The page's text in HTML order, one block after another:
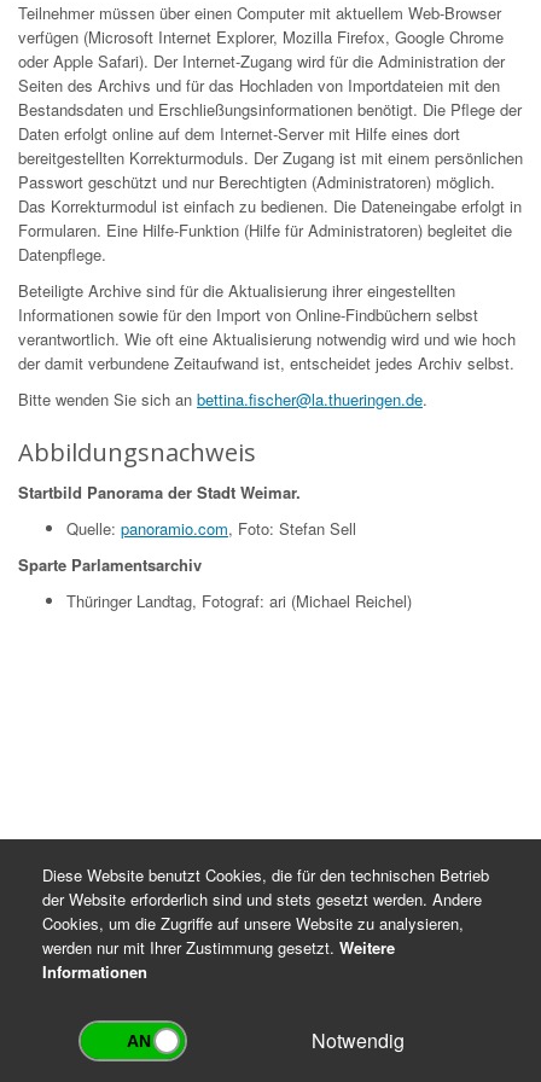
Teilnehmer müssen über einen Computer mit aktuellem Web-Browser
verfügen (Microsoft Internet Explorer, Mozilla Firefox, Google Chrome
oder Apple Safari). Der Internet-Zugang wird für die Administration der
Seiten des Archivs und für das Hochladen von Importdateien mit den
Bestandsdaten und Erschließungsinformationen benötigt. Die Pflege der
Daten erfolgt online auf dem Internet-Server mit Hilfe eines dort
bereitgestellten Korrekturmoduls. Der Zugang ist mit einem persönlichen
Passwort geschützt und nur Berechtigten (Administratoren) möglich.
Das Korrekturmodul ist einfach zu bedienen. Die Dateneingabe erfolgt in
Formularen. Eine Hilfe-Funktion (Hilfe für Administratoren) begleitet die
Datenpflege.
Beteiligte Archive sind für die Aktualisierung ihrer eingestellten
Informationen sowie für den Import von Online-Findbüchern selbst
verantwortlich. Wie oft eine Aktualisierung notwendig wird und wie hoch
der damit verbundene Zeitaufwand ist, entscheidet jedes Archiv selbst.
Bitte wenden Sie sich an bettina.fischer@la.thueringen.de.
Abbildungsnachweis
Startbild Panorama der Stadt Weimar.
Quelle: panoramio.com, Foto: Stefan Sell
Sparte Parlamentsarchiv
Thüringer Landtag, Fotograf: ari (Michael Reichel)
Diese Website benutzt Cookies, die für den technischen Betrieb
der Website erforderlich sind und stets gesetzt werden. Andere
Cookies, um die Zugriffe auf unsere Website zu analysieren,
werden nur mit Ihrer Zustimmung gesetzt. Weitere
Informationen
Notwendig